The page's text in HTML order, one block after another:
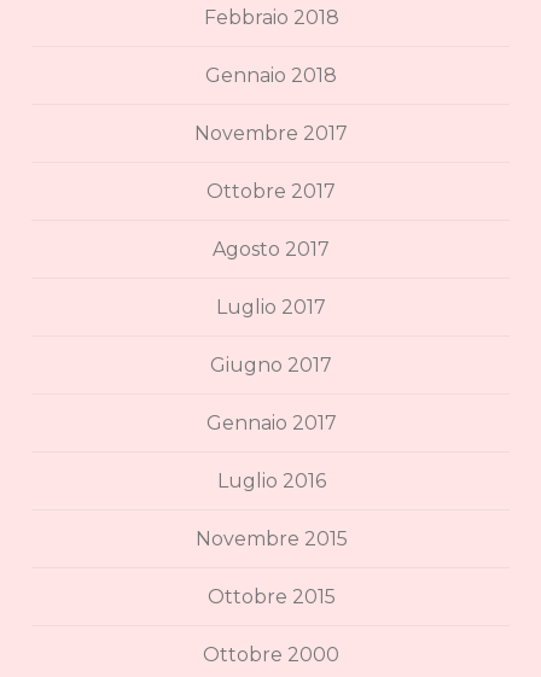
Febbraio 2018
Gennaio 2018
Novembre 2017
Ottobre 2017
Agosto 2017
Luglio 2017
Giugno 2017
Gennaio 2017
Luglio 2016
Novembre 2015
Ottobre 2015
Ottobre 2000